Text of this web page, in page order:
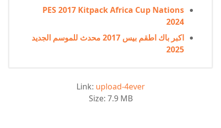
PES 2017 Kitpack Africa Cup Nations
2024
اكبر باك اطقم بيس 2017 محدث للموسم الجديد
2025
Link: upload-4ever
Size: 7.9 MB